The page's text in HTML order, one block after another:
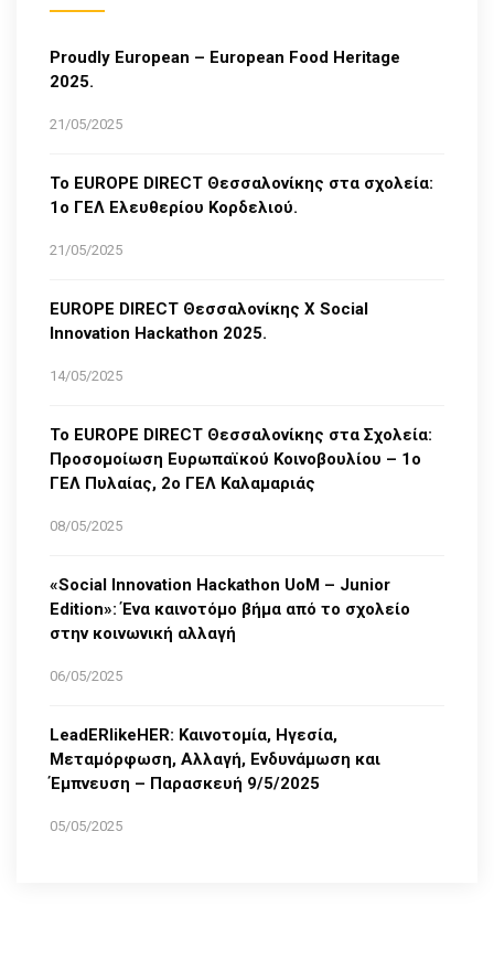
Proudly European – European Food Heritage
2025.
21/05/2025
Το EUROPE DIRECT Θεσσαλονίκης στα σχολεία:
1ο ΓΕΛ Ελευθερίου Κορδελιού.
21/05/2025
EUROPE DIRECT Θεσσαλονίκης Χ Social
Innovation Hackathon 2025.
14/05/2025
Το EUROPE DIRECT Θεσσαλονίκης στα Σχολεία:
Προσομοίωση Ευρωπαϊκού Κοινοβουλίου – 1ο
ΓΕΛ Πυλαίας, 2ο ΓΕΛ Καλαμαριάς
08/05/2025
«Social Innovation Hackathon UoM – Junior
Edition»: Ένα καινοτόμο βήμα από το σχολείο
στην κοινωνική αλλαγή
06/05/2025
LeadERlikeHER: Καινοτομία, Ηγεσία,
Μεταμόρφωση, Αλλαγή, Ενδυνάμωση και
Έμπνευση – Παρασκευή 9/5/2025
05/05/2025